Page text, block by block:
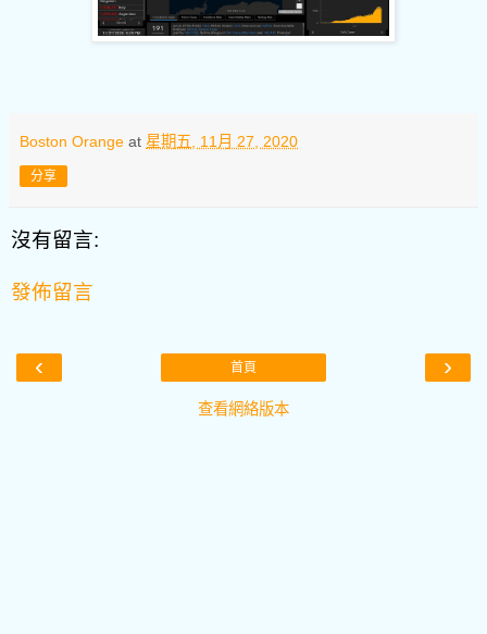
Boston Orange at 星期五, 11月 27, 2020
分享
沒有留言:
發佈留言
‹ ›
首頁
查看網絡版本